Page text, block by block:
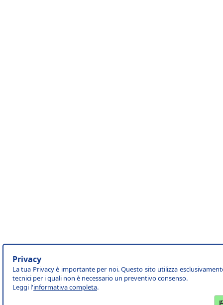
Privacy
La tua Privacy è importante per noi. Questo sito utilizza
tecnici per i quali non è necessario un preventivo consenso.
Leggi l'informativa completa.